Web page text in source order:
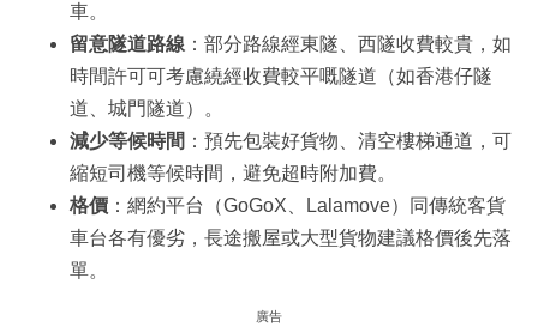
車。
留意隧道路線 ：部分路線經東隧、西隧收費較貴，如
時間許可可考慮繞經收費較平嘅隧道（如香港仔隧
道、城門隧道）。
減少等候時間 ：預先包裝好貨物、清空樓梯通道，可
縮短司機等候時間，避免超時附加費。
格價 ：網約平台（GoGoX、Lalamove）同傳統客貨
車台各有優劣，長途搬屋或大型貨物建議格價後先落
單。
廣告